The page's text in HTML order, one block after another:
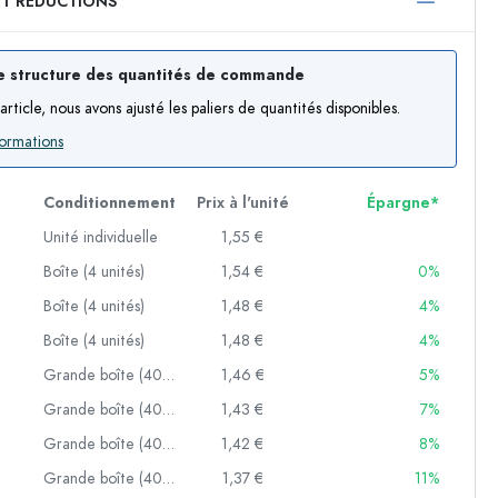
ml
ml
structure des quantités de commande
nous avons ajusté les paliers de quantités disponibles.
Conditionnement Prix à l'unité
Épargne*
Unité individuelle
1,55 €
Boîte (4 unités) 1,54 €
0%
Boîte (4 unités) 1,48 €
4%
Boîte (4 unités) 1,48 €
4%
Grande boîte (40 unités) 1,46 €
5%
Grande boîte (40 unités) 1,43 €
7%
Grande boîte (40 unités) 1,42 €
8%
Grande boîte (40 unités) 1,37 €
11%